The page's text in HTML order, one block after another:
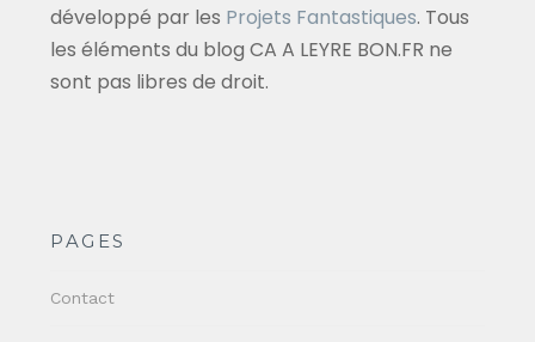
développé par les Projets Fantastiques. Tous
les éléments du blog CA A LEYRE BON.FR ne
sont pas libres de droit.
PAGES
Contact